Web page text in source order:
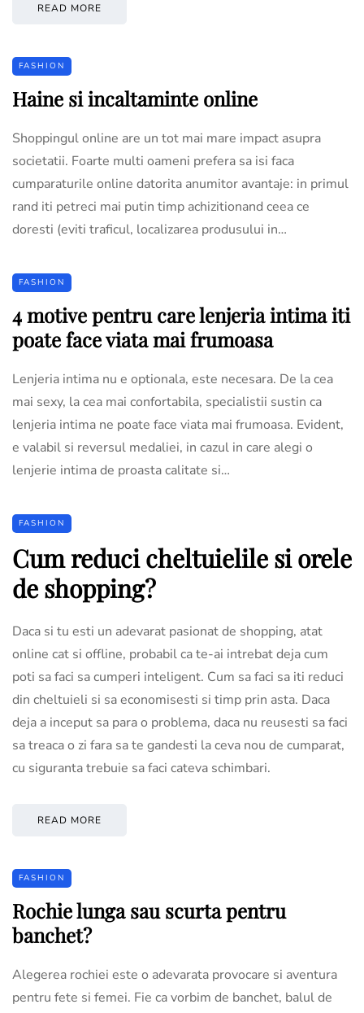
READ MORE
FASHION
Haine si incaltaminte online
Shoppingul online are un tot mai mare impact asupra
societatii. Foarte multi oameni prefera sa isi faca
cumparaturile online datorita anumitor avantaje: in primul
rand iti petreci mai putin timp achizitionand ceea ce
doresti (eviti traficul, localizarea produsului in…
FASHION
4 motive pentru care lenjeria intima iti
poate face viata mai frumoasa
Lenjeria intima nu e optionala, este necesara. De la cea
mai sexy, la cea mai confortabila, specialistii sustin ca
lenjeria intima ne poate face viata mai frumoasa. Evident,
e valabil si reversul medaliei, in cazul in care alegi o
lenjerie intima de proasta calitate si…
FASHION
Cum reduci cheltuielile si orele
de shopping?
Daca si tu esti un adevarat pasionat de shopping, atat
online cat si offline, probabil ca te-ai intrebat deja cum
poti sa faci sa cumperi inteligent. Cum sa faci sa iti reduci
din cheltuieli si sa economisesti si timp prin asta. Daca
deja a inceput sa para o problema, daca nu reusesti sa faci
sa treaca o zi fara sa te gandesti la ceva nou de cumparat,
cu siguranta trebuie sa faci cateva schimbari.
READ MORE
FASHION
Rochie lunga sau scurta pentru
banchet?
Alegerea rochiei este o adevarata provocare si aventura
pentru fete si femei. Fie ca vorbim de banchet, balul de